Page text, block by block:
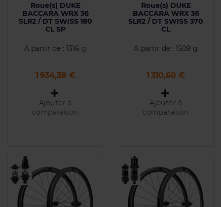
Roue(s) DUKE
BACCARA WRX 36
SLR2 / DT SWISS 180
CL SP
A partir de : 1316 g
Prix
1 934,38 €
Ajouter à
comparaison
Roue(s) DUKE
BACCARA WRX 36
SLR2 / DT SWISS 370
CL
A partir de : 1509 g
Prix
1 310,60 €
Ajouter à
comparaison